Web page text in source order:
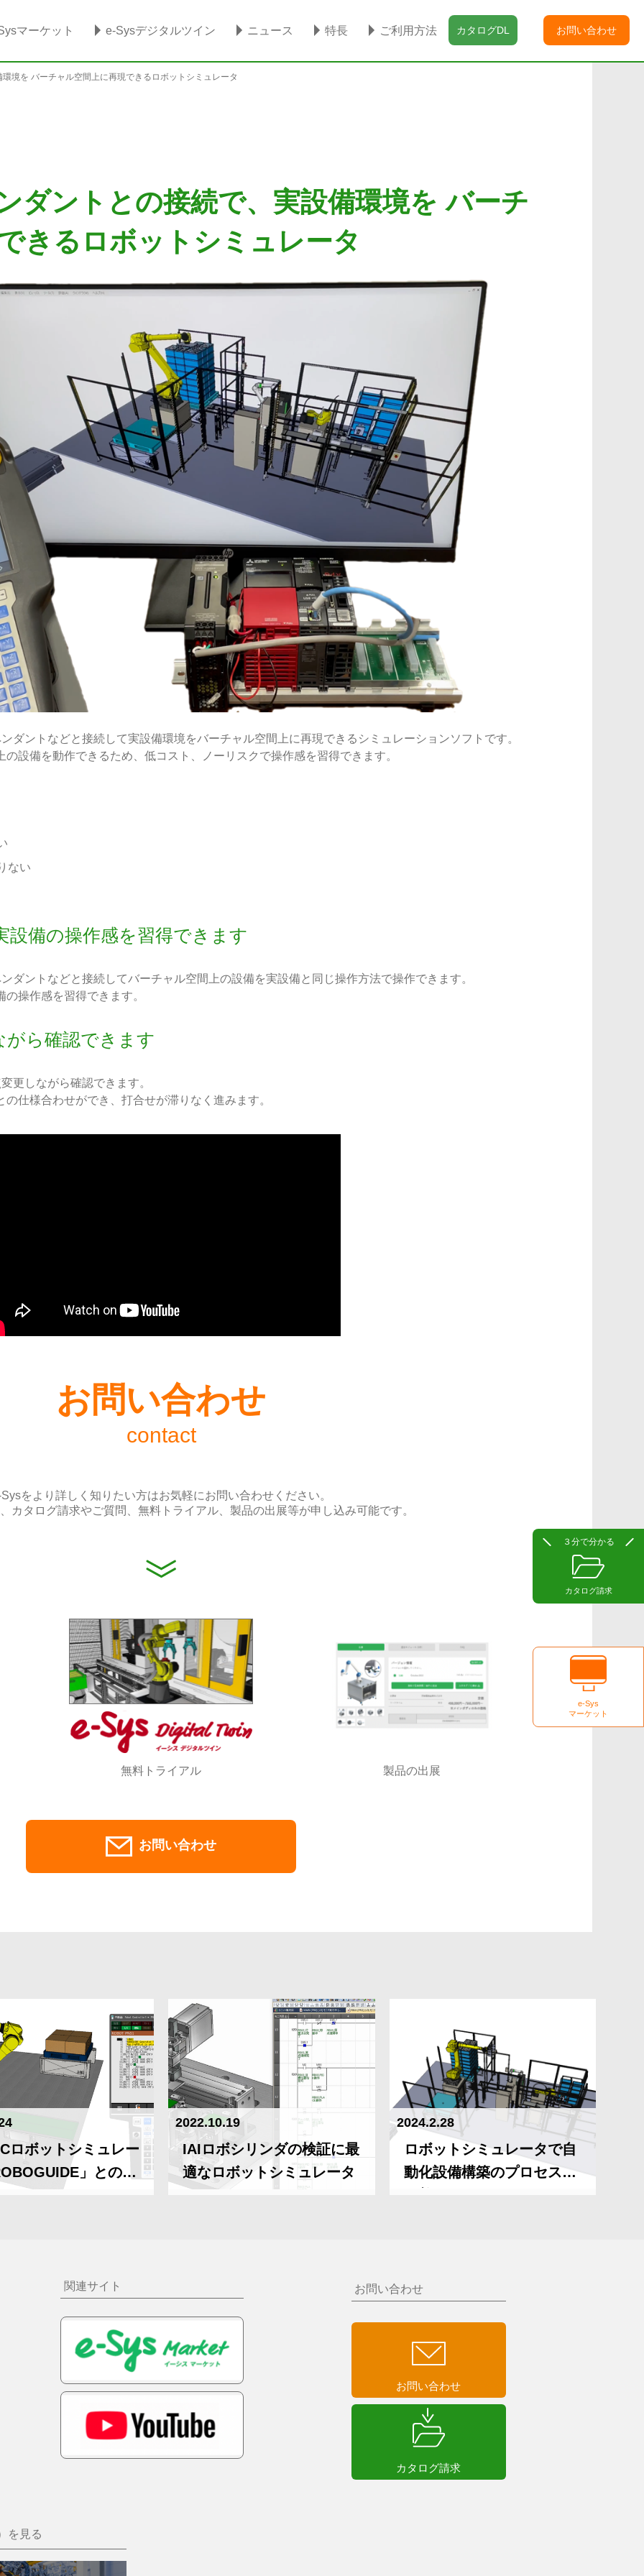
マーケット e-Sysデジタルツイン ニュース 特長 ご利用方法 カタログDL お問い合わせ
３分で分かる
カタログ請求
e-Sys
マーケット
境を バーチャル空間上に再現できるロボットシミュレータ
ダントとの接続で、実設備環境を バーチ
きるロボットシミュレータ
ダントなどと接続して実設備環境をバーチャル空間上に再現できるシミュレーションソフトです。
設備を動作できるため、低コスト、ノーリスクで操作感を習得できます。
ない
備の操作感を習得できます
ダントなどと接続してバーチャル空間上の設備を実設備と同じ操作方法で操作できます。
操作感を習得できます。
がら確認できます
更しながら確認できます。
仕様合わせができ、打合せが滞りなく進みます。
お問い合わせ
contact
をより詳しく知りたい方はお気軽にお問い合わせください。
カタログ請求やご質問、無料トライアル、製品の出展等が申し込み可能です。
無料トライアル 製品の出展
お問い合わせ
ロボットシミュレー
」との連
2022.10.19
IAIロボシリンダの検証に最
適なロボットシミュレータ
2024.2.28
ロボットシミュレータで自
動化設備構築のプロセスを
関連サイト お問い合わせ
お問い合わせ
カタログ請求
を見る